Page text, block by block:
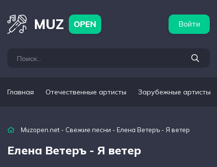
MUZ OPEN Войти
Главная Отечественные артисты Зарубежные артисты
Muzopen.net - Свежие песни - Елена Ветеръ - Я ветер
Елена Ветеръ - Я ветер
артисты Популярные подборки